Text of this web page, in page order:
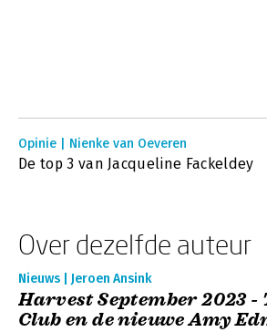
Opinie | Nienke van Oeveren
De top 3 van Jacqueline Fackeldey
Over dezelfde auteur
Nieuws | Jeroen Ansink
Harvest September 2023 -
Club en de nieuwe Amy